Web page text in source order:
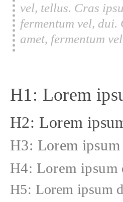
vel, tellus. Cras
fermentum vel,
amet, fermentum
H1: Lorem
H2: Lorem
H3: Lorem
H4: Lorem ipsum
H5: Lorem ipsum